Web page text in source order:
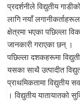
प्रदर्शनीले विद्युतीय
लागि नयाँ
क्षेत्रमा भएका पछिल्ला
जानकारी गराएका छन् ।
पछिल्ला दशकहरूमा
यसका साथै उत्पादीत
प्राथमिकतामा विद्युतीय
। विद्युतीय यातायातको